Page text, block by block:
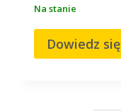
Na stanie
Dowiedz